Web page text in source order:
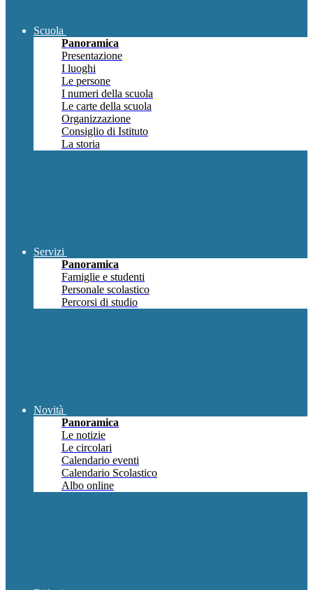
Scuola
Panoramica
Presentazione
I luoghi
Le persone
I numeri della scuola
Le carte della scuola
Organizzazione
Consiglio di Istituto
La storia
Servizi
Panoramica
Famiglie e studenti
Personale scolastico
Percorsi di studio
Novità
Panoramica
Le notizie
Le circolari
Calendario eventi
Calendario Scolastico
Albo online